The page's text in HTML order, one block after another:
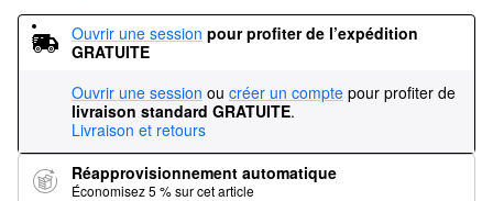
Ouvrir une session pour profiter de l’expédition
GRATUITE
Ouvrir une session ou créer un compte pour profiter de
livraison standard GRATUITE.
Livraison et retours
Réapprovisionnement automatique
Économisez 5 % sur cet article